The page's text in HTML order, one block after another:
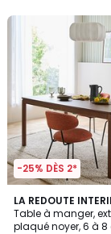
-25% DÈS 2*
LA REDOUTE
Table à manger,
plaqué noyer, 6 à 8
1
/
5